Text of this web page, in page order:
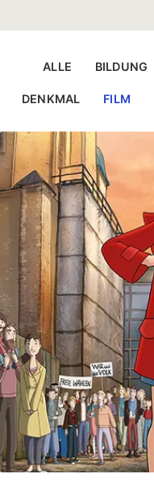
ALLE BILDUNG
DENKMAL FILM